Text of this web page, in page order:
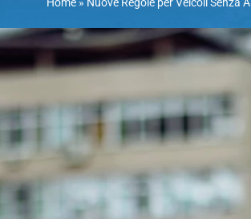
Home » Nuove Regole per Veicoli Senza